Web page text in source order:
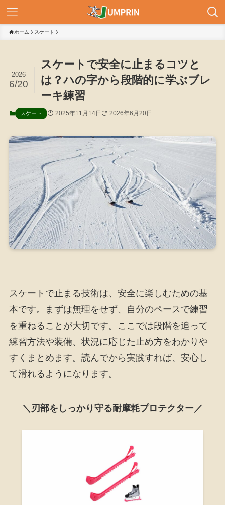
ホーム スケート
スケートで安全に止まるコツと
は？ハの字から段階的に学ぶブレ
ーキ練習
2026
6/20
スケート 2025年11月14日 2026年6月20日
スケートで止まる技術は、安全に楽しむための基
本です。まずは無理をせず、自分のペースで練習
を重ねることが大切です。ここでは段階を追って
練習方法や装備、状況に応じた止め方をわかりや
すくまとめます。読んでから実践すれば、安心し
て滑れるようになります。
＼刃部をしっかり守る耐摩耗プロテクター／